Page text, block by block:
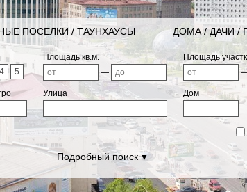
ПОСЕЛКИ / ТАУНХАУСЫ ДОМА / ДАЧИ /
4 5
Площадь кв.м.
—
Площадь
Улица Дом
Подробный поиск▼